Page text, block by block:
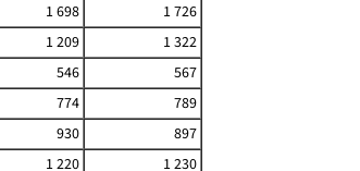
1 698
1 726
1 209
1 322
546
567
774
789
930
897
1 220
1 230